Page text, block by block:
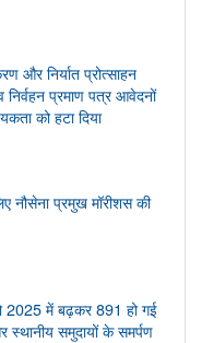
और निर्यात प्रोत्साहन
प्रमाण पत्र आवेदनों
को हटा दिया
नौसेना प्रमुख मॉरीशस की
2025 में बढ़कर 891 हो गई
स्थानीय समुदायों के समर्पण